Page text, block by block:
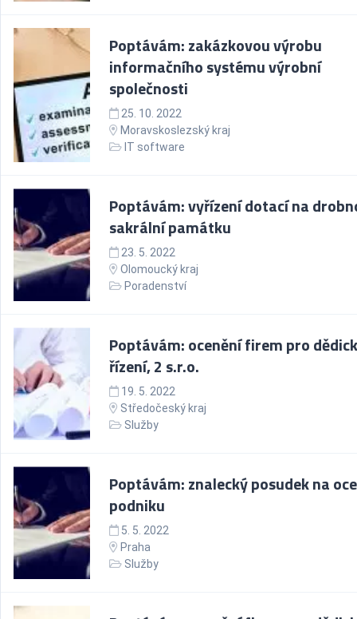
Poptávám: zakázkovou výrobu
informačního systému výrobní
společnosti
25. 10. 2022
Moravskoslezský kraj
IT software
Poptávám: vyřízení dotací na
sakrální památku
23. 5. 2022
Olomoucký kraj
Poradenství
Poptávám: ocenění firem pro
řízení, 2 s.r.o.
19. 5. 2022
Středočeský kraj
Služby
Poptávám: znalecký posudek na
podniku
5. 5. 2022
Praha
Služby